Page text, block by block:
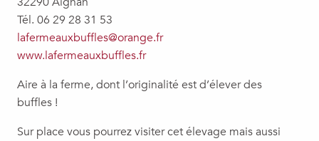
Tél. 06 29 28 31 53
lafermeauxbuffles@orange.fr
www.lafermeauxbuffles.fr
Aire à la ferme, dont l’originalité est d’élever des
buffles !
Sur place vous pourrez visiter cet élevage mais aussi